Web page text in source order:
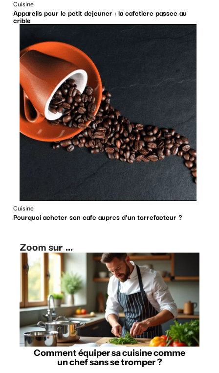
Cuisine
Appareils pour le petit dejeuner : la cafetiere passee au
crible
Cuisine
Pourquoi acheter son cafe aupres d’un torrefacteur ?
Zoom sur ...
Comment équiper sa cuisine comme
un chef sans se tromper ?